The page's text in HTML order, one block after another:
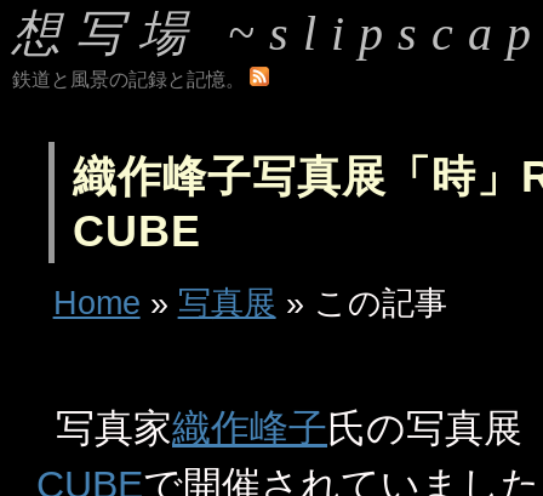
想写場
鉄道と風景の記録と記憶。
織作峰子写真展「時」
CUBE
Home » 写真展 » この記事
写真家織作峰子氏の写真展
CUBEで開催されていまし